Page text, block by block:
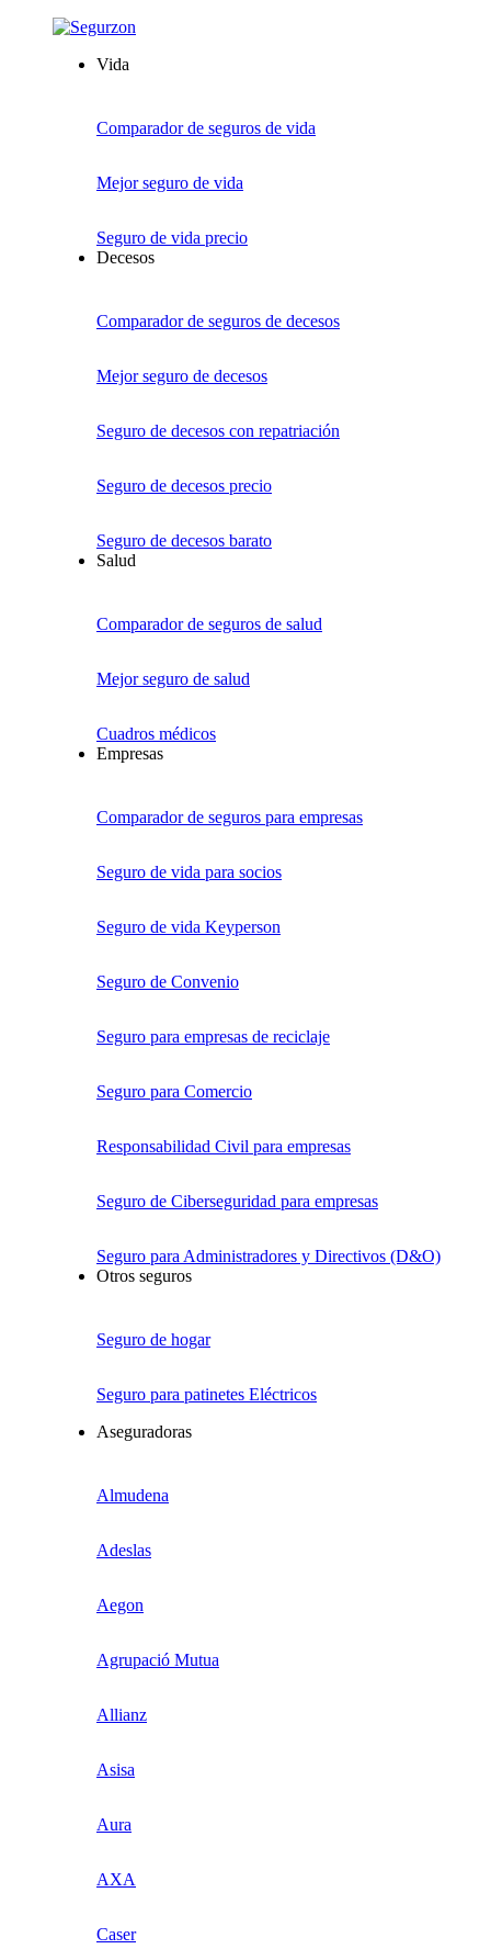
Vida
Comparador de seguros de vida
Mejor seguro de vida
Seguro de vida precio
Decesos
Comparador de seguros de decesos
Mejor seguro de decesos
Seguro de decesos con repatriación
Seguro de decesos precio
Seguro de decesos barato
Salud
Comparador de seguros de salud
Mejor seguro de salud
Cuadros médicos
Empresas
Comparador de seguros para empresas
Seguro de vida para socios
Seguro de vida Keyperson
Seguro de Convenio
Seguro para empresas de reciclaje
Seguro para Comercio
Responsabilidad Civil para empresas
Seguro de Ciberseguridad para empresas
Seguro para Administradores y Directivos (D&O)
Otros seguros
Seguro de hogar
Seguro para patinetes Eléctricos
Aseguradoras
Almudena
Adeslas
Aegon
Agrupació Mutua
Allianz
Asisa
Aura
AXA
Caser